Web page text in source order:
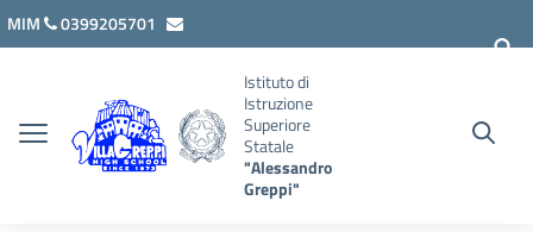
Vai ai contenuti
Vai al menu di navigazione
Vai al footer
MIM
0399205701
Istituto di
Istruzione
Superiore
Statale
"Alessandro
Greppi"